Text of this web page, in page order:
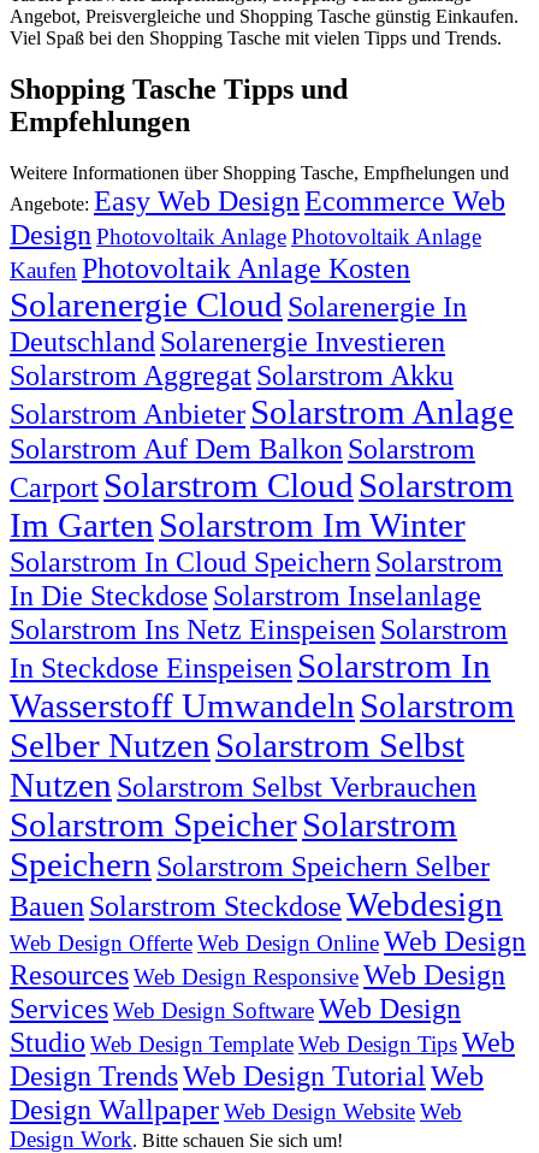
Angebot, Preisvergleiche und Shopping Tasche günstig Einkaufen.
Viel Spaß bei den Shopping Tasche mit vielen Tipps und Trends.
Shopping Tasche Tipps und
Empfehlungen
Weitere Informationen über Shopping Tasche, Empfhelungen und
Angebote: Easy Web DesignEcommerce Web
Design Photovoltaik AnlagePhotovoltaik Anlage
Kaufen Photovoltaik Anlage Kosten
Solarenergie Cloud Solarenergie In
Deutschland Solarenergie Investieren
Solarstrom AggregatSolarstrom Akku
Solarstrom Anbieter Solarstrom Anlage
Solarstrom Auf Dem Balkon Solarstrom
Carport Solarstrom Cloud Solarstrom
Im Garten Solarstrom Im Winter
Solarstrom In Cloud Speichern Solarstrom
In Die Steckdose Solarstrom Inselanlage
Solarstrom Ins Netz Einspeisen Solarstrom
In Steckdose Einspeisen Solarstrom In
Wasserstoff Umwandeln Solarstrom
Selber Nutzen Solarstrom Selbst
Nutzen Solarstrom Selbst Verbrauchen
Solarstrom SpeicherSolarstrom
Speichern Solarstrom Speichern Selber
Bauen Solarstrom SteckdoseWebdesign
Web Design OfferteWeb Design OnlineWeb Design
ResourcesWeb Design ResponsiveWeb Design
ServicesWeb Design SoftwareWeb Design
Studio Web Design TemplateWeb Design TipsWeb
Design TrendsWeb Design Tutorial Web
Design WallpaperWeb Design WebsiteWeb
Design Work. Bitte schauen Sie sich um!